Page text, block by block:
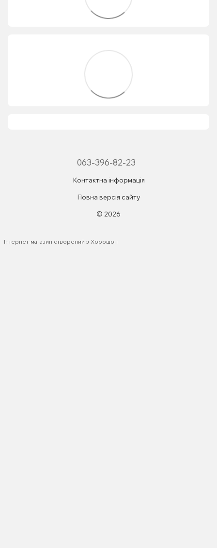
063-396-82-23
Контактна інформація
Повна версія сайту
© 2026
Інтернет-магазин створений з Хорошоп